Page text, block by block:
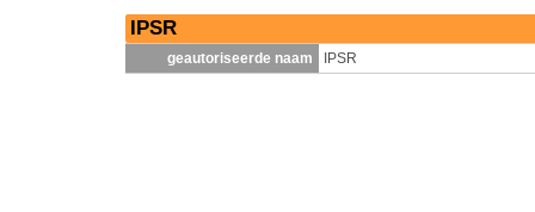
IPSR
geautoriseerde naam IPSR